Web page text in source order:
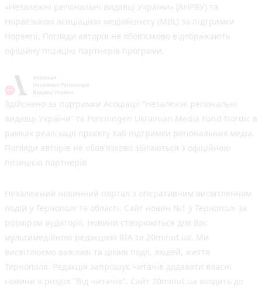
«Незалежні регіональні видавці України» (АНРВУ) та
Норвезькою асоціацією медіабізнесу (MBL) за підтримки
Норвегії. Погляди авторів не обов’язково відображають
офіційну позицію партнерів програми.
Здійснено за підтримки Асоціації “Незалежні регіональні
видавці України” та Foreningen Ukrainian Media Fund Nordic в
рамках реалізації проєкту Хаб підтримки регіональних медіа.
Погляди авторів не обов'язково збігаються з офіційною
позицією партнерів
Незалежний новинний портал з оперативним висвітленням
подій у Тернополі та області. Сайт новин №1 у Тернополі за
розміром аудиторії. Новини створюються для Вас
мультимедійною редакцією RIA та 20minut.ua. Ми
висвітлюємо важливі та цікаві події, людей, життя
Тернополя. Редакція запрошує читачів додавати власні
новини в розділ "Від читачів". Сайт 20minut.ua входить до